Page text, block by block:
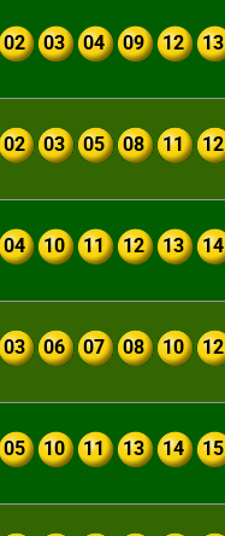
02 03 04 09 12 13
02 03 05 08 11 12
04 10 11 12 13 14
03 06 07 08 10 12
05 10 11 13 14 15